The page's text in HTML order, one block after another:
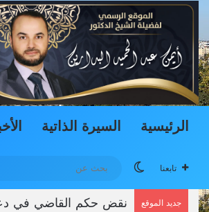
الرئيسية السيرة الذاتية
تابعنا الوضع المظلم
جديد الموقع نقض حكم القاضي في